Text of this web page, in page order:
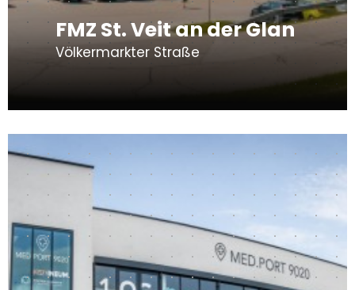
FMZ St. Veit an der Glan
Völkermarkter Straße